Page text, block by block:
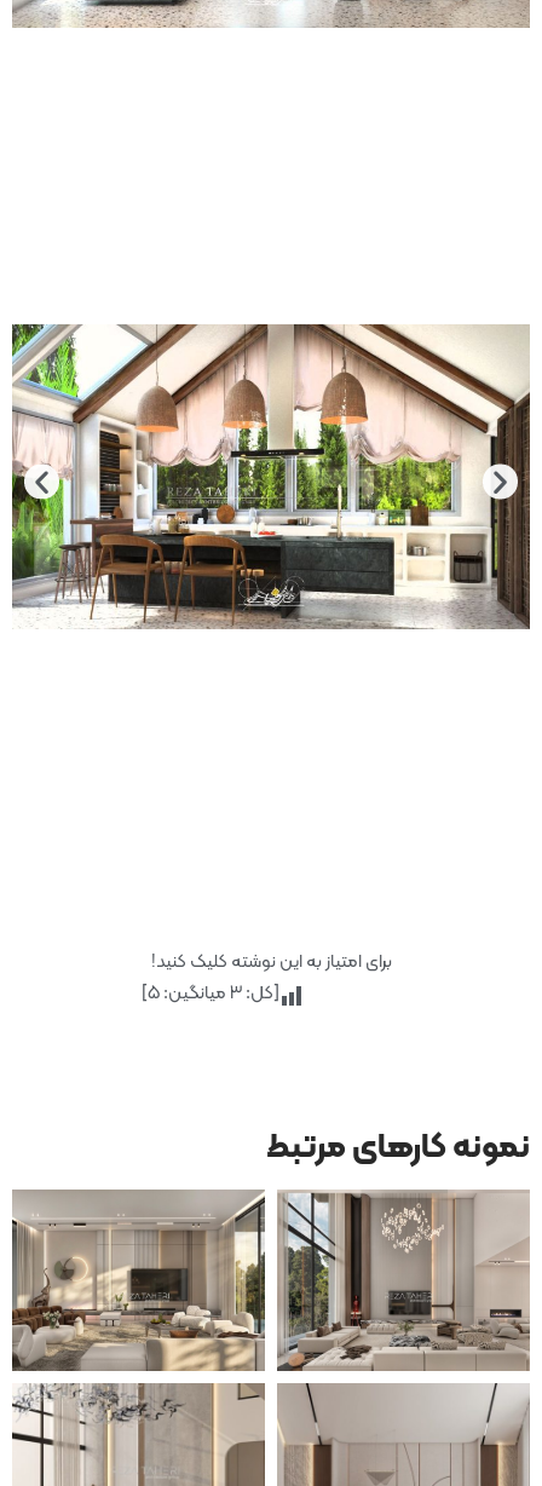
برای امتیاز به این نوشته کلیک کنید!
[کل:3میانگین:5
]
نمونه کارهای مرتبط